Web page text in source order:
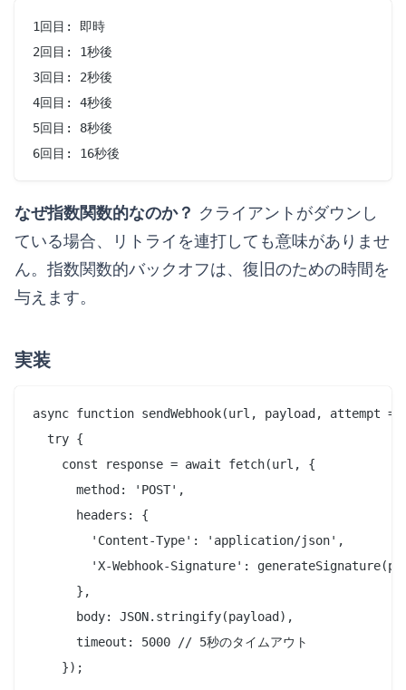
1回目: 即時
2回目: 1秒後
3回目: 2秒後
4回目: 4秒後
5回目: 8秒後
なぜ指数関数的なのか？ クライアントがダウンし
ている場合、リトライを連打しても意味がありませ
ん。指数関数的バックオフは、復旧のための時間を
与えます。
実装
async function sendWebhook(url, payload, attempt =
  try {
    const response = await fetch(url, {
      method: 'POST',
      headers: {
        'Content-Type': 'application/json',
'X-Webhook-Signature':
      },
      body: JSON.stringify(payload),
      timeout: 5000 // 5秒のタイムアウト
    });